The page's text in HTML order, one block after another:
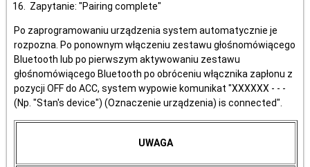
Zapytanie: "Pairing complete"
Po zaprogramowaniu urządzenia system automatycznie je
rozpozna. Po ponownym włączeniu zestawu głośnomówiącego
Bluetooth lub po pierwszym aktywowaniu zestawu
głośnomówiącego Bluetooth po obróceniu włącznika zapłonu z
pozycji OFF do ACC, system wypowie komunikat "XXXXXX - - -
(Np. "Stan's device") (Oznaczenie urządzenia) is connected".
UWAGA